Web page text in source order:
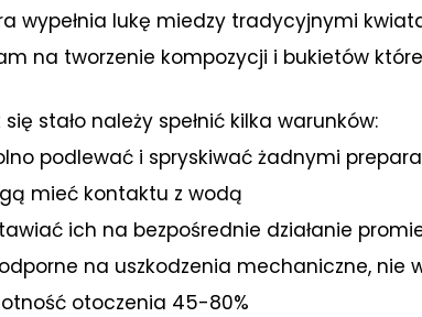
wypełnia lukę miedzy tradycyjnymi
na tworzenie kompozycji i bukietów
stało należy spełnić kilka warunków:
podlewać i spryskiwać żadnymi
mieć kontaktu z wodą
ich na bezpośrednie działanie
na uszkodzenia mechaniczne, nie
otoczenia 45-80%